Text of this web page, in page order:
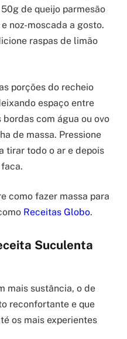
de queijo parmesão
noz-moscada a gosto.
raspas de limão
porções do recheio
espaço entre
com água ou ovo
de massa. Pressione
tirar todo o ar e depois
como fazer massa para
Receitas Globo.
Suculenta
mais sustância, o de
reconfortante e que
os mais experientes